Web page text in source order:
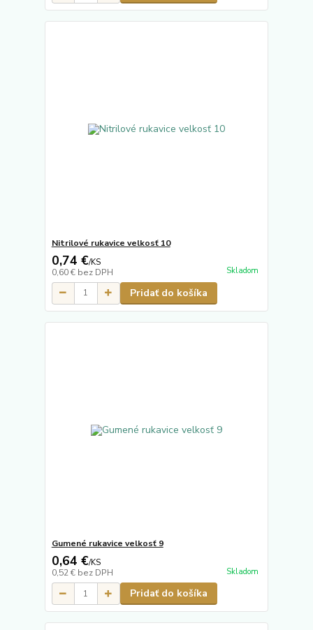
Nitrilové rukavice velkosť 10
0,74 €/KS
0,60 € bez DPH Skladom
Pridať do košíka
Gumené rukavice velkosť 9
0,64 €/KS
0,52 € bez DPH Skladom
Pridať do košíka